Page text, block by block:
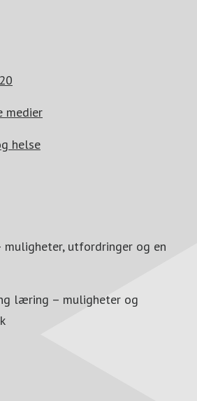
medier
helse
muligheter, utfordringer og en
læring – muligheter og